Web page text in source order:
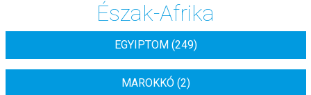
Észak-Afrika
EGYIPTOM (249)
MAROKKÓ (2)